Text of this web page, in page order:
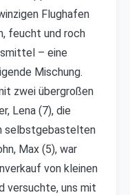
Flughafen
feucht und roch
– eine
Mischung.
zwei übergroßen
Lena (7), die
selbstgebastelten
Max (5), war
von kleinen
versuchte, uns mit